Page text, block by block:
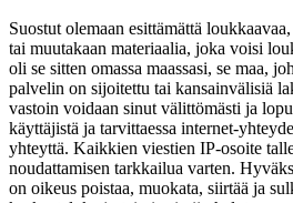
Suostut olemaan esittämättä
tai muutakaan materiaalia, joka voisi
oli se sitten omassa maassasi, se maa,
palvelin on sijoitettu tai kansainvälisiä
vastoin voidaan sinut välittömästi ja
käyttäjistä ja tarvittaessa internet-
yhteyttä. Kaikkien viestien IP-osoite
noudattamisen tarkkailua varten.
on oikeus poistaa, muokata, siirtää ja